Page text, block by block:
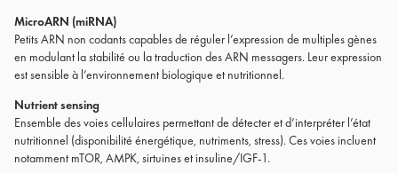
MicroARN (miRNA)
Petits ARN non codants capables de réguler l’expression de multiples gènes
en modulant la stabilité ou la traduction des ARN messagers. Leur expression
est sensible à l’environnement biologique et nutritionnel.
Nutrient sensing
Ensemble des voies cellulaires permettant de détecter et d’interpréter l’état
nutritionnel (disponibilité énergétique, nutriments, stress). Ces voies incluent
notamment mTOR, AMPK, sirtuines et insuline/IGF-1.